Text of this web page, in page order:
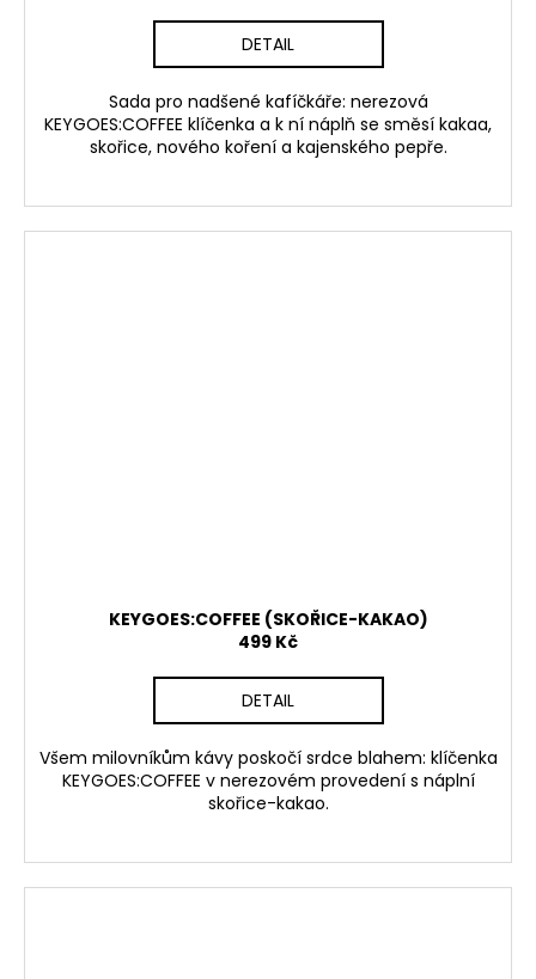
DETAIL
Sada pro nadšené kafíčkáře: nerezová
KEYGOES:COFFEE klíčenka a k ní náplň se směsí kakaa,
skořice, nového koření a kajenského pepře.
KEYGOES:COFFEE (SKOŘICE-KAKAO)
499 Kč
DETAIL
Všem milovníkům kávy poskočí srdce blahem: klíčenka
KEYGOES:COFFEE v nerezovém provedení s náplní
skořice-kakao.